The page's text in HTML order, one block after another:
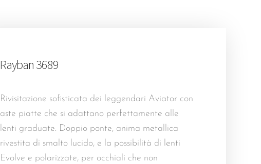
Rayban 3689
Rivisitazione sofisticata dei leggendari Aviator con
aste piatte che si adattano perfettamente alle
lenti graduate. Doppio ponte, anima metallica
rivestita di smalto lucido, e la possibilità di lenti
Evolve e polarizzate, per occhiali che non